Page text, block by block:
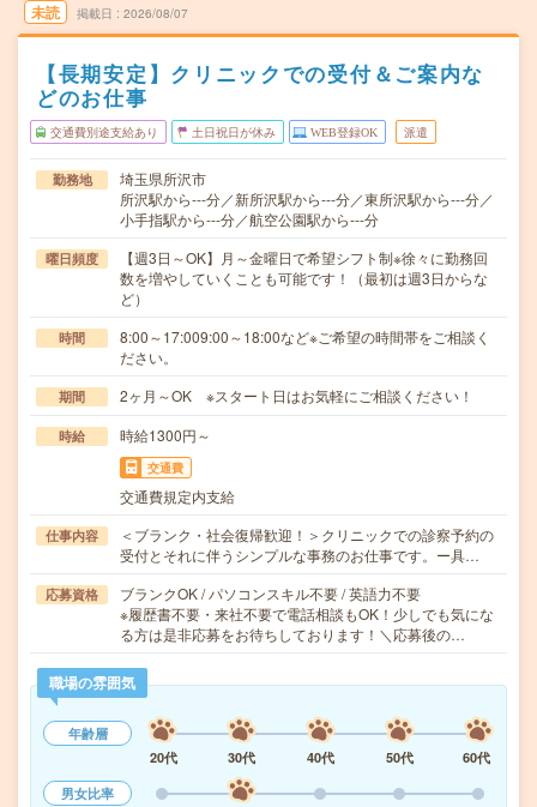
未読 掲載日 2026/08/07
【長期安定】クリニックでの受付＆ご案内な
どのお仕事
交通費別途支給あり 土日祝日が休み WEB登録OK 派遣
勤務地
埼玉県所沢市
所沢駅から---分／新所沢駅から---分／東所沢駅から---分／
小手指駅から---分／航空公園駅から---分
曜日頻度
【週3日～OK】月～金曜日で希望シフト制※徐々に勤務回
数を増やしていくことも可能です！（最初は週3日からな
ど）
時間
8:00～17:009:00～18:00など※ご希望の時間帯をご相談く
ださい。
期間 2ヶ月～OK ※スタート日はお気軽にご相談ください！
時給 時給1300円～
交通費
交通費規定内支給
仕事内容
＜ブランク・社会復帰歓迎！＞クリニックでの診察予約の
受付とそれに伴うシンプルな事務のお仕事です。ー具…
応募資格
ブランクOK / パソコンスキル不要 / 英語力不要
※履歴書不要・来社不要で電話相談もOK！少しでも気にな
る方は是非応募をお待ちしております！＼応募後の…
職場の雰囲気
年齢層
20代
30代 40代 50代
60代
男女比率